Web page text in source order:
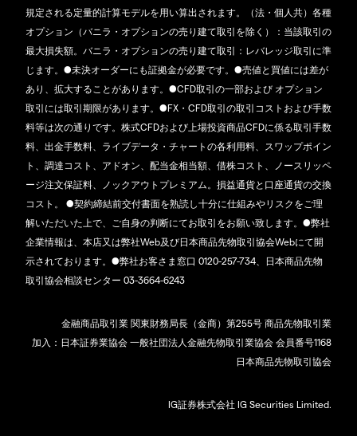
規定される定量的計算モデルを用い算出されます。（法・個人共）各種
オプション（バニラ・オプションの売り建て取引を除く）：当該取引の
最大損失額。バニラ・オプションの売り建て取引：レバレッジ取引に準
じます。●未決オーダーにも証拠金が必要です。●売値と買値には差が
あり、拡大することがあります。●CFD取引の一部および オプション
取引には取引期限があります。●FX・CFD取引の取引コストおよび手数
料等は次の通りです。株式CFDおよび上場投資商品CFDに係る取引手数
料、出金手数料、ライブデータ・チャートの各利用料、スワップポイン
ト、調達コスト、アドオン、配当金相当額、借株コスト、ノースリッペ
ージ注文保証料、ノックアウトプレミアム。損益通貨と口座通貨の交換
コスト。 ●契約締結前交付書面を熟読し十分に仕組みやリスクをご理
解いただいた上で、ご自身の判断にてお取引をお願い致します。●弊社
企業情報は、本店又は弊社Web及び日本商品先物取引協会Webにて開
示されております。●弊社お客さま窓口 0120-257-734、日本商品先物
取引協会相談センター 03-3664-6243
金融商品取引業 関東財務局長（金商）第255号 商品先物取引業
加入：日本証券業協会 一般社団法人金融先物取引業協会 会員番号1168
日本商品先物取引協会
IG証券株式会社 IG Securities Limited.